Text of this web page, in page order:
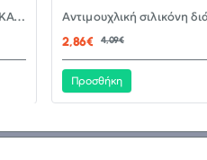
EMTOP ΣΕΤ 37ΤΜΧ ΕΝΑΛΛΑΞΙΜΟ ΚΑΤΣΑΒΙΔΙ ΜΕ ΜΥΤΕΣ EBST03702
2,86€
4,09€
Προσθήκη